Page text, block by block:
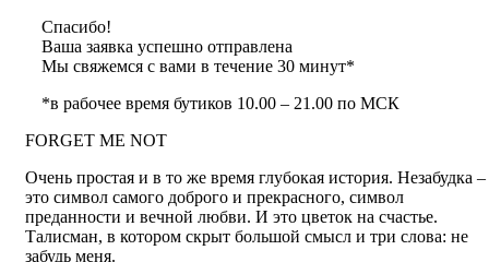
Спасибо!
Ваша заявка успешно отправлена
Мы свяжемся с вами в течение 30 минут*
*в рабочее время бутиков 10.00 – 21.00 по МСК
FORGET ME NOT
Oчень простая и в то же время глубокая история. Незабудка –
это символ самого доброго и прекрасного, символ
преданности и вечной любви. И это цветок на счастье.
Талисман, в котором скрыт большой смысл и три слова: не
забудь меня.